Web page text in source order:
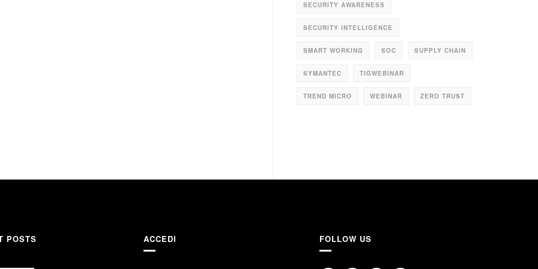
SECURITY AWARENESS
SECURITY INTELLIGENCE
SMART WORKING SOC SUPPLY CHAIN
SYMANTEC TIGWEBINAR
TREND MICRO WEBINAR ZERO TRUST
POSTS ACCEDI FOLLOW US